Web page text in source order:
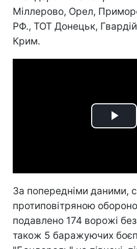
Міллерово, Орел,
РФ., ТОТ Донецьк,
Крим.
Play
За попередніми даними,
протиповітряною
подавлено 174 ворожі
також 5 баражуючих